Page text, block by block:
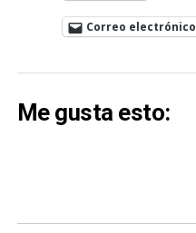
Correo electrónico
Me gusta esto: